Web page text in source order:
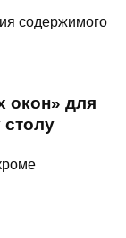
содержимого
окон» для
столу